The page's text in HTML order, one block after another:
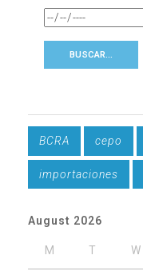
BCRA cepo
importaciones
August 2026
M T W